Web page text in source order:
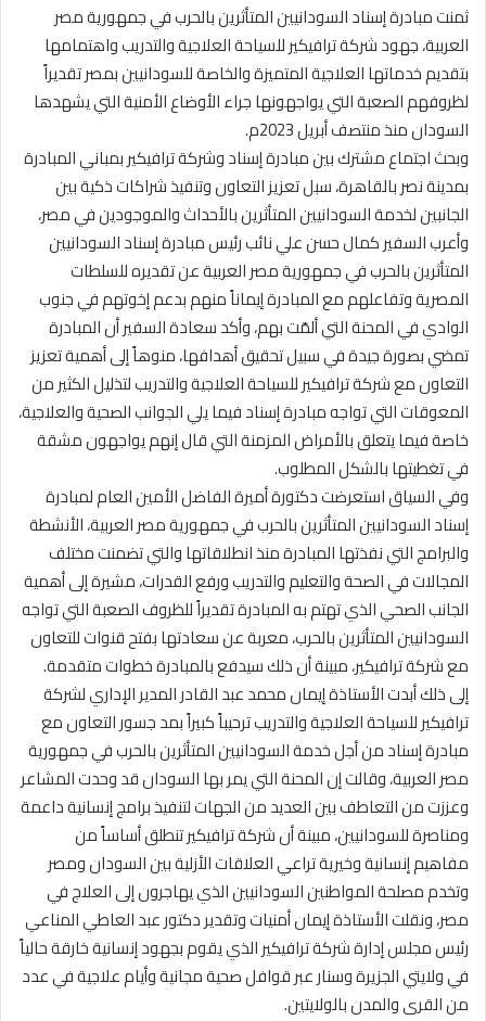
ثمنت مبادرة إسناد السودانيين المتأثرين بالحرب في جمهورية مصر
العربية، جهود شركة ترافيكير للسياحة العلاجية والتدريب واهتمامها
بتقديم خدماتها العلاجية المتميزة والخاصة للسودانيين بمصر تقديراً
لظروفهم الصعبة التي يواجهونها جراء الأوضاع الأمنية التي يشهدها
السودان منذ منتصف أبريل 2023م.
وبحث اجتماع مشترك بين مبادرة إسناد وشركة ترافيكير بمباني المبادرة
بمدينة نصر بالقاهرة، سبل تعزيز التعاون وتنفيذ شراكات ذكية بين
الجانبين لخدمة السودانيين المتأثرين بالأحداث والموجودين في مصر،
وأعرب السفير كمال حسن علي نائب رئيس مبادرة إسناد السودانيين
المتأثرين بالحرب في جمهورية مصر العربية عن تقديره للسلطات
المصرية وتفاعلهم مع المبادرة إيماناً منهم بدعم إخوتهم في جنوب
الوادي في المحنة التي ألمّت بهم، وأكد سعادة السفير أن المبادرة
تمضي بصورة جيدة في سبيل تحقيق أهدافها، منوهاً إلى أهمية تعزيز
التعاون مع شركة ترافيكير للسياحة العلاجية والتدريب لتذليل الكثير من
المعوقات التي تواجه مبادرة إسناد فيما يلي الجوانب الصحية والعلاجية،
خاصة فيما يتعلق بالأمراض المزمنة التي قال إنهم يواجهون مشقة
في تغطيتها بالشكل المطلوب.
وفي السياق استعرضت دكتورة أميرة الفاضل الأمين العام لمبادرة
إسناد السودانيين المتأثرين بالحرب في جمهورية مصر العربية، الأنشطة
والبرامج التي نفذتها المبادرة منذ انطلاقاتها والتي تضمنت مختلف
المجالات في الصحة والتعليم والتدريب ورفع القدرات، مشيرة إلى أهمية
الجانب الصحي الذي تهتم به المبادرة تقديراً للظروف الصعبة التي تواجه
السودانيين المتأثرين بالحرب، معربة عن سعادتها بفتح قنوات للتعاون
مع شركة ترافيكير، مبينة أن ذلك سيدفع بالمبادرة خطوات متقدمة.
إلى ذلك أبدت الأستاذة إيمان محمد عبد القادر المدير الإداري لشركة
ترافيكير للسياحة العلاجية والتدريب ترحيباً كبيراً بمد جسور التعاون مع
مبادرة إسناد من أجل خدمة السودانيين المتأثرين بالحرب في جمهورية
مصر العربية، وقالت إن المحنة التي يمر بها السودان قد وحدت المشاعر
وعززت من التعاطف بين العديد من الجهات لتنفيذ برامج إنسانية داعمة
ومناصرة للسودانيين، مبينة أن شركة ترافيكير تنطلق أساساً من
مفاهيم إنسانية وخيرية تراعي العلاقات الأزلية بين السودان ومصر
وتخدم مصلحة المواطنين السودانيين الذي يهاجرون إلى العلاج في
مصر، ونقلت الأستاذة إيمان أمنيات وتقدير دكتور عبد العاطي المناعي
رئيس مجلس إدارة شركة ترافيكير الذي يقوم بجهود إنسانية خارقة حالياً
في ولايتي الجزيرة وسنار عبر قوافل صحية مجانية وأيام علاجية في عدد
من القرى والمدن بالولايتين.